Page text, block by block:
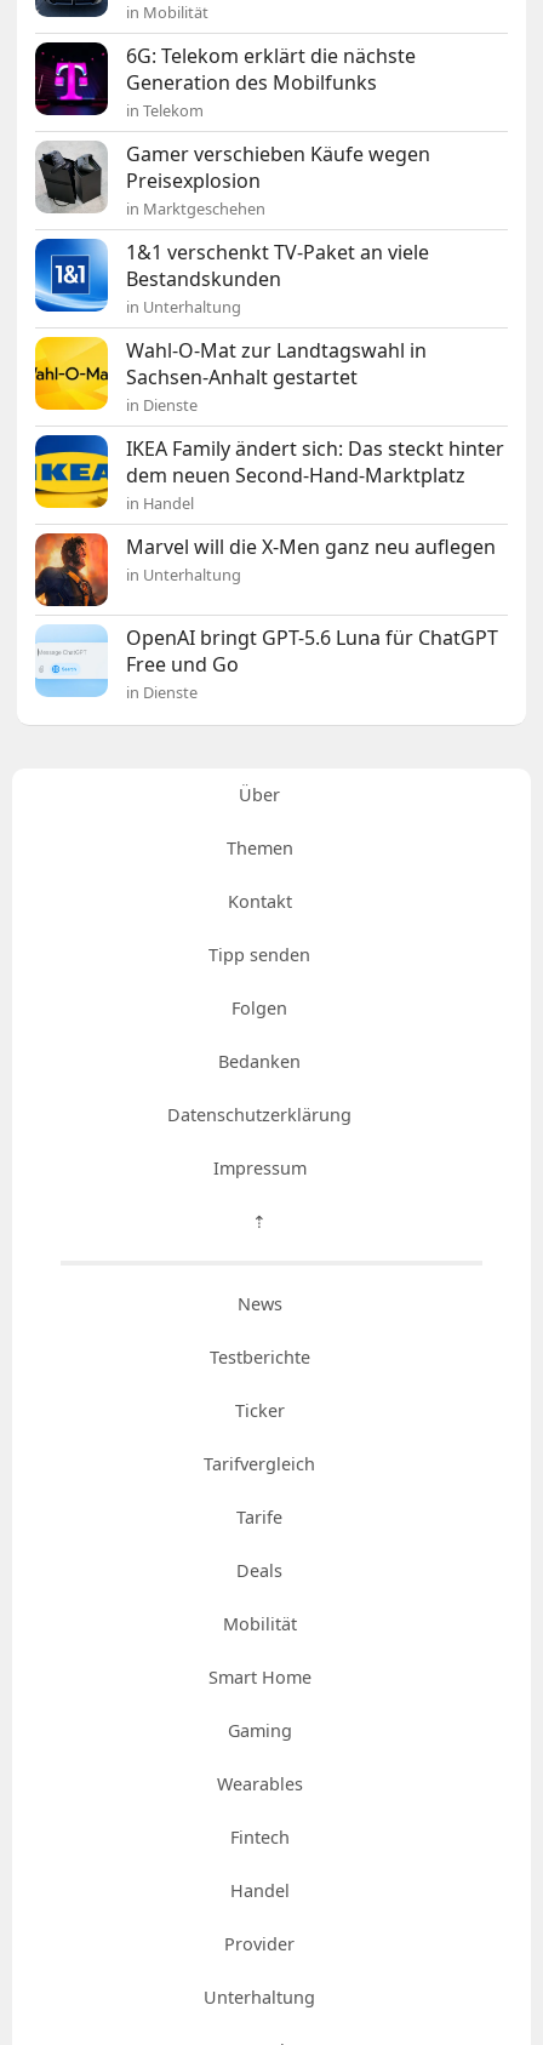
in Mobilität
6G: Telekom erklärt die nächste
Generation des Mobilfunks
in Telekom
Gamer verschieben Käufe wegen
Preisexplosion
in Marktgeschehen
1&1 verschenkt TV-Paket an viele
Bestandskunden
in Unterhaltung
Wahl-O-Mat zur Landtagswahl in
Sachsen-Anhalt gestartet
in Dienste
IKEA Family ändert sich: Das steckt hinter
dem neuen Second-Hand-Marktplatz
in Handel
Marvel will die X-Men ganz neu auflegen
in Unterhaltung
OpenAI bringt GPT-5.6 Luna für ChatGPT
Free und Go
in Dienste
Über
Themen
Kontakt
Tipp senden
Folgen
Bedanken
Datenschutzerklärung
Impressum
⇡
News
Testberichte
Ticker
Tarifvergleich
Tarife
Deals
Mobilität
Smart Home
Gaming
Wearables
Fintech
Handel
Provider
Unterhaltung